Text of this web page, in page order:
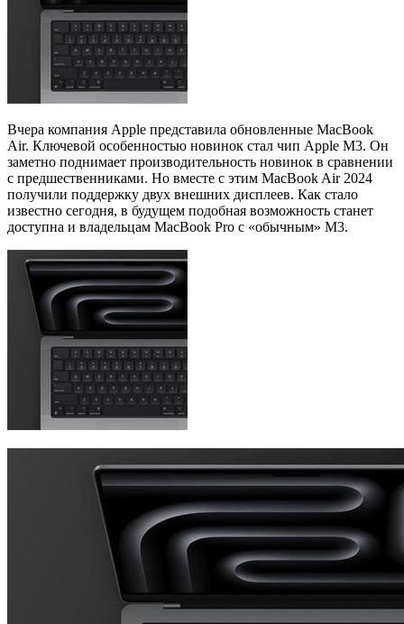
Вчера компания Apple представила обновленные MacBook
Air. Ключевой особенностью новинок стал чип Apple M3. Он
заметно поднимает производительность новинок в сравнении
с предшественниками. Но вместе с этим MacBook Air 2024
получили поддержку двух внешних дисплеев. Как стало
известно сегодня, в будущем подобная возможность станет
доступна и владельцам MacBook Pro с «обычным» M3.